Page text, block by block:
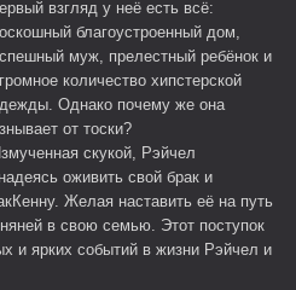
взгляд у неё есть всё:
благоустроенный дом,
муж, прелестный ребёнок и
количество хипстерской
Однако почему же она
от тоски?
скукой, Рэйчел
оживить свой брак и
Желая наставить её на путь
в свою семью. Этот поступок
и ярких событий в жизни Рэйчел и